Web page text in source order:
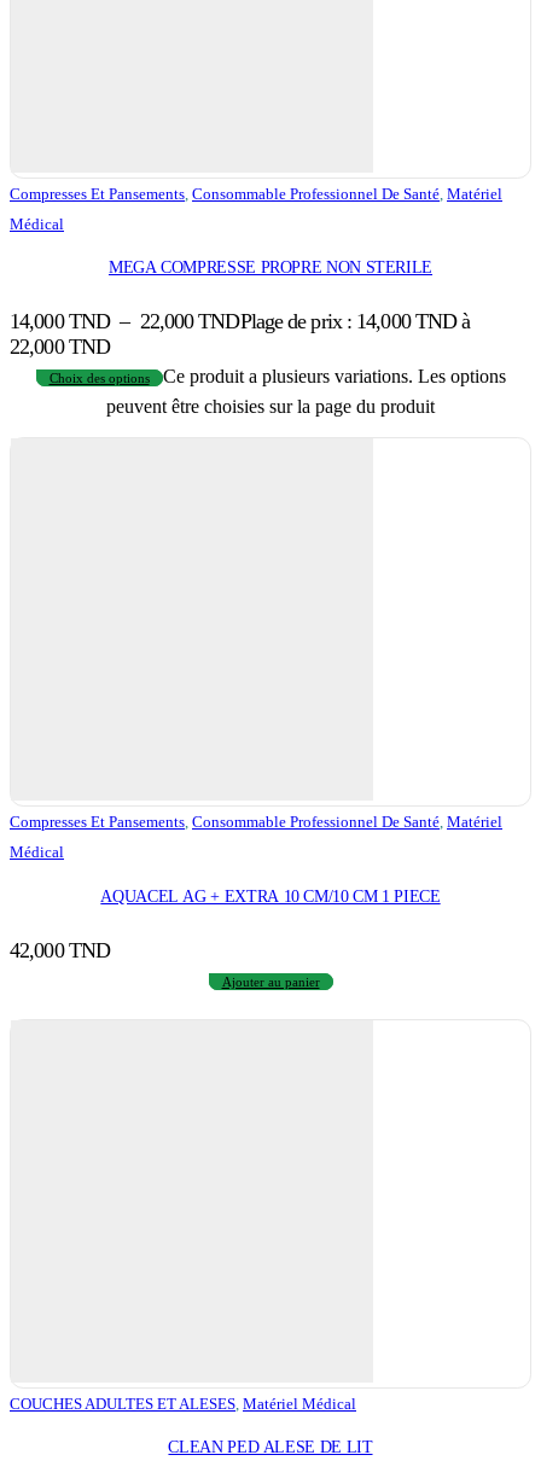
Compresses Et Pansements, Consommable Professionnel De Santé, Matériel
Médical
MEGA COMPRESSE PROPRE NON STERILE
14,000TND – 22,000TNDPlage de prix : 14,000 TND à
22,000 TND
Choix des options
Ce produit a plusieurs variations. Les options
peuvent être choisies sur la page du produit
Compresses Et Pansements, Consommable Professionnel De Santé, Matériel
Médical
AQUACEL AG + EXTRA 10 CM/10 CM 1 PIECE
42,000TND
Ajouter au panier
COUCHES ADULTES ET ALESES Matériel Médical
CLEAN PED ALESE DE LIT